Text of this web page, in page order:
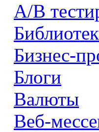
А/В
Бизнес-
Блоги
Валюты
Веб-